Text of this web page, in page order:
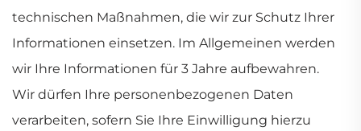
technischen Maßnahmen, die wir zur Schutz Ihrer
Informationen einsetzen. Im Allgemeinen werden
wir Ihre Informationen für 3 Jahre aufbewahren.
Wir dürfen Ihre personenbezogenen Daten
verarbeiten, sofern Sie Ihre Einwilligung hierzu